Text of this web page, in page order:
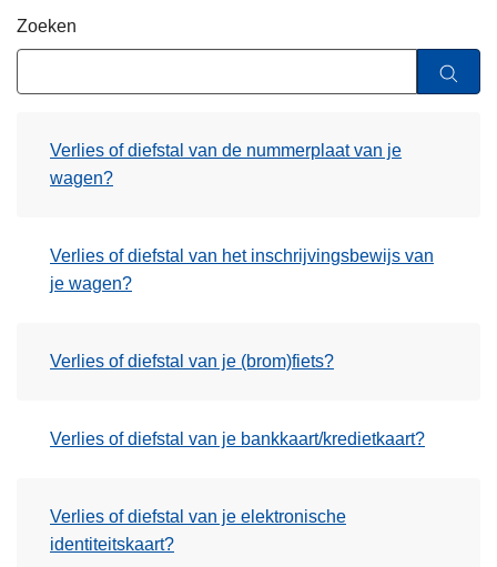
Zoeken
Verlies of diefstal van de nummerplaat van je
wagen?
Verlies of diefstal van het inschrijvingsbewijs van
je wagen?
Verlies of diefstal van je (brom)fiets?
Verlies of diefstal van je bankkaart/kredietkaart?
Verlies of diefstal van je elektronische
identiteitskaart?